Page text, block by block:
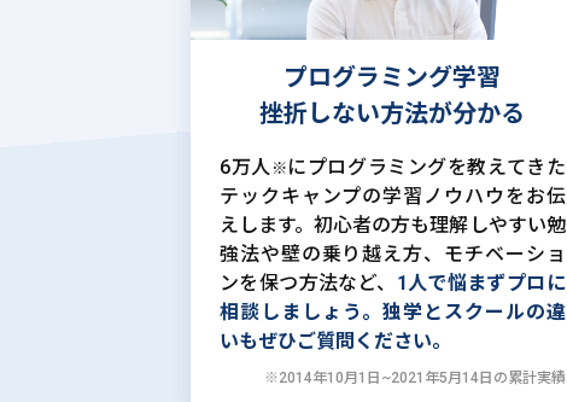
プログラミング学習
挫折しない方法が分かる
6万人 ※ にプログラミングを教えてきた
テックキャンプの学習ノウハウをお伝
えします。初心者の方も理解しやすい勉
強法や壁の乗り越え方、モチベーショ
ンを保つ方法など、 1人で悩まずプロに
相談しましょう。独学とスクールの違
いもぜひご質問ください。
※2014年10月1日~2021年5月14日の累計実績